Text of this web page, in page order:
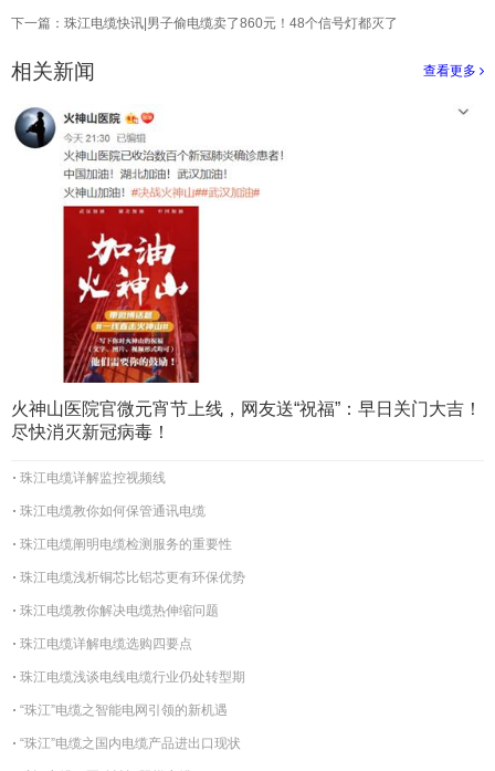
下一篇： 珠江电缆快讯|男子偷电缆卖了860元！48个信号灯都灭了
相关新闻 查看更多
>
火神山医院官微元宵节上线，网友送“祝福”：早日关门大吉！
尽快消灭新冠病毒！
珠江电缆详解监控视频线
珠江电缆教你如何保管通讯电缆
珠江电缆阐明电缆检测服务的重要性
珠江电缆浅析铜芯比铝芯更有环保优势
珠江电缆教你解决电缆热伸缩问题
珠江电缆详解电缆选购四要点
珠江电缆浅谈电线电缆行业仍处转型期
“珠江”电缆之智能电网引领的新机遇
“珠江”电缆之国内电缆产品进出口现状